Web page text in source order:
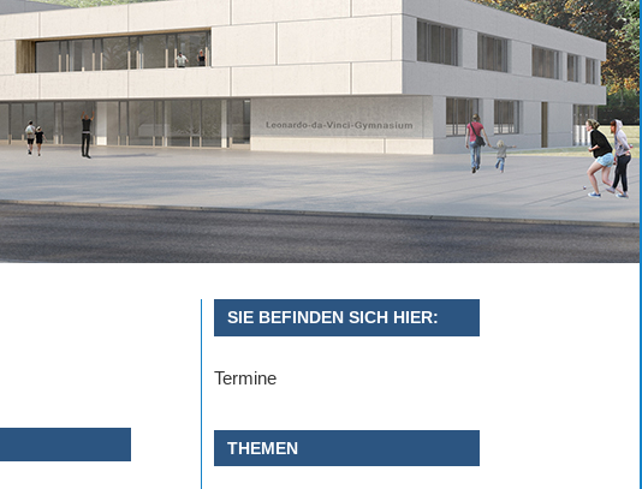
SIE BEFINDEN SICH HIER:
Termine
THEMEN